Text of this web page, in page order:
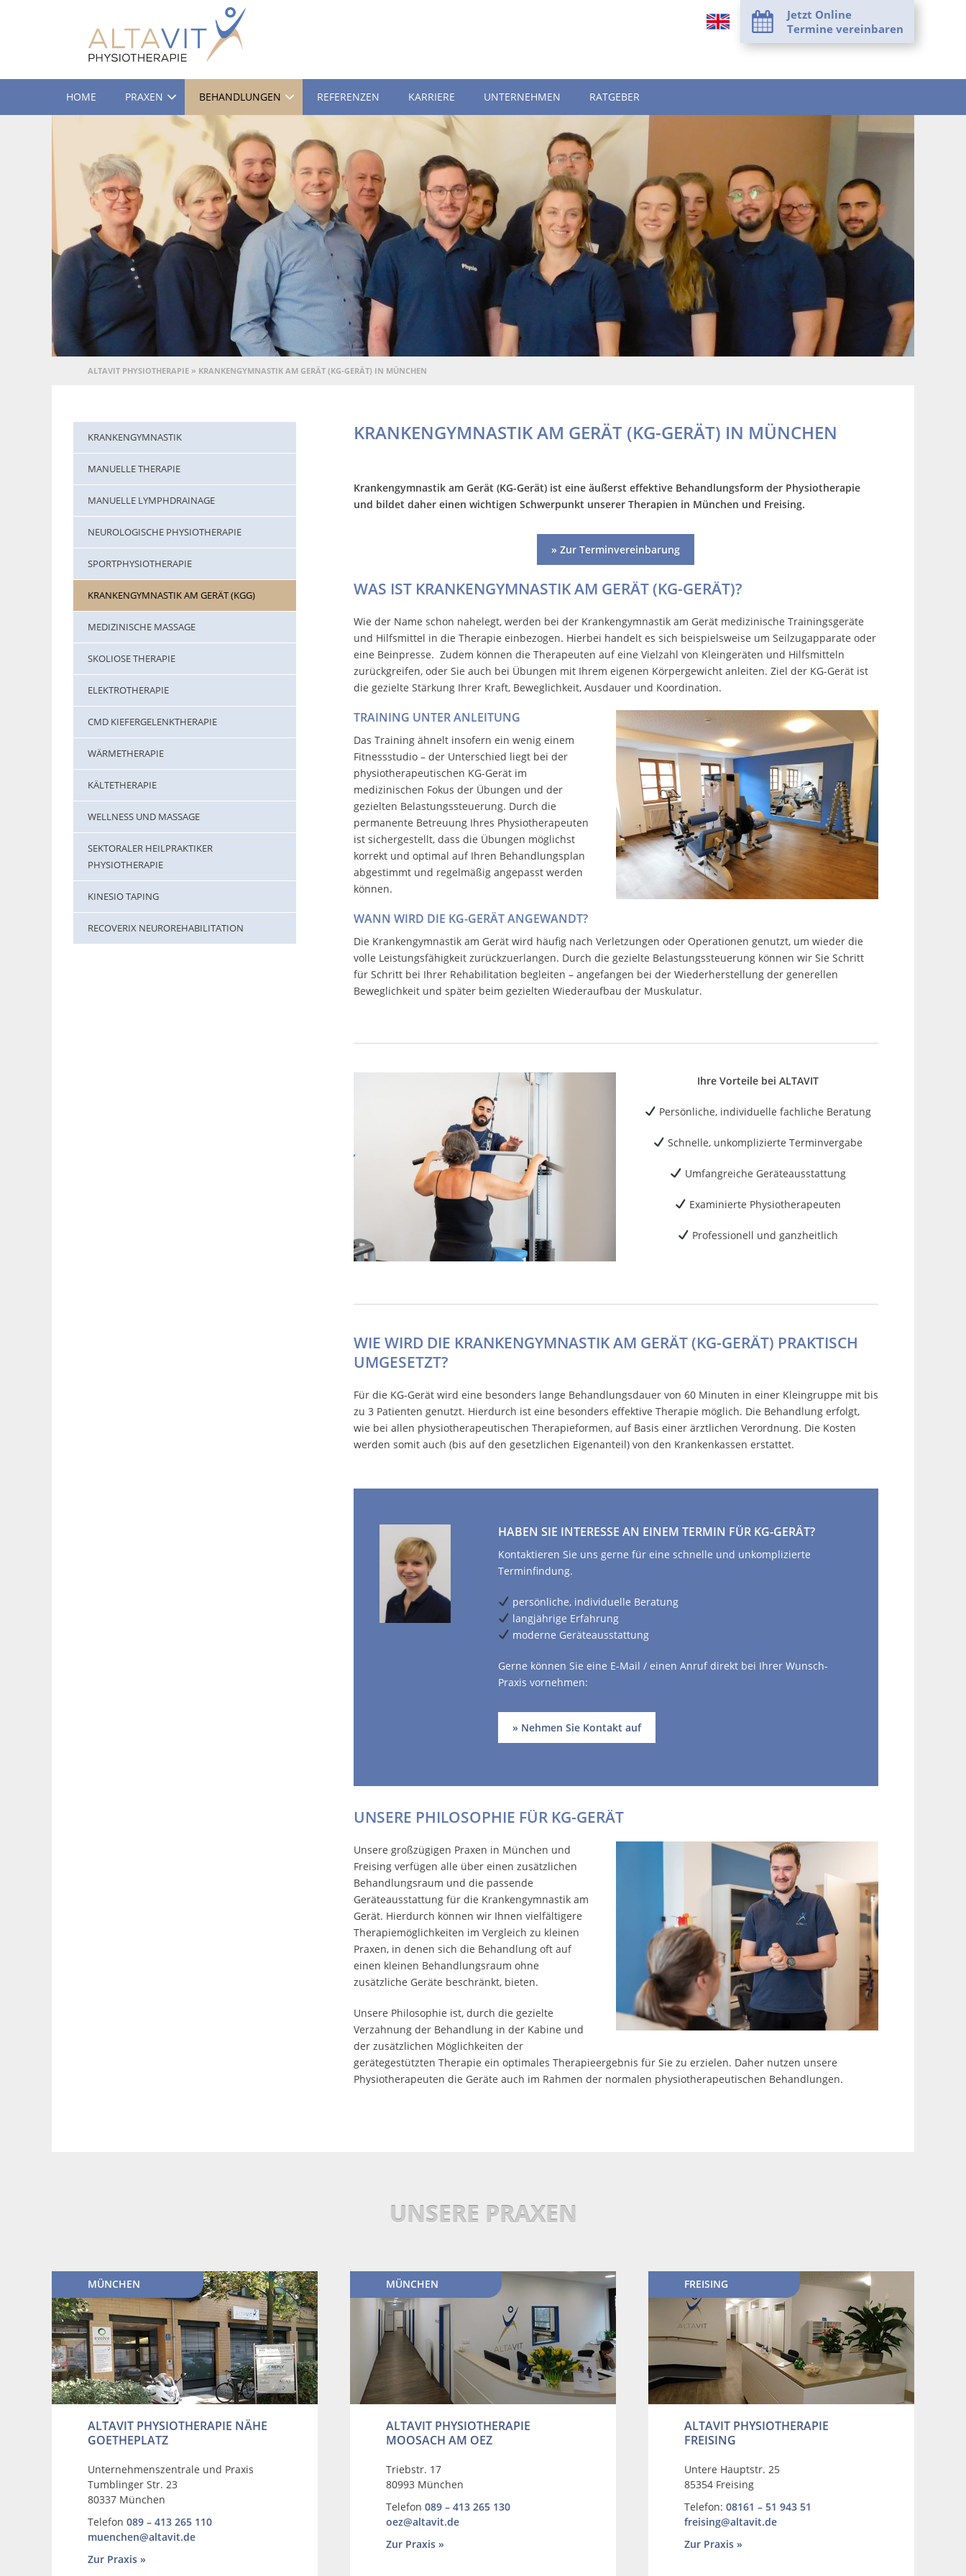
Jetzt Online
Termine vereinbaren
HOME PRAXEN BEHANDLUNGEN REFERENZEN KARRIERE UNTERNEHMEN RATGEBER
ALTAVIT PHYSIOTHERAPIE » KRANKENGYMNASTIK AM GERÄT (KG-GERÄT) IN MÜNCHEN
KRANKENGYMNASTIK
MANUELLE THERAPIE
MANUELLE LYMPHDRAINAGE
NEUROLOGISCHE PHYSIOTHERAPIE
SPORTPHYSIOTHERAPIE
KRANKENGYMNASTIK AM GERÄT (KGG)
MEDIZINISCHE MASSAGE
SKOLIOSE THERAPIE
ELEKTROTHERAPIE
CMD KIEFERGELENKTHERAPIE
WÄRMETHERAPIE
KÄLTETHERAPIE
WELLNESS UND MASSAGE
SEKTORALER HEILPRAKTIKER
PHYSIOTHERAPIE
KINESIO TAPING
RECOVERIX NEUROREHABILITATION
KRANKENGYMNASTIK AM GERÄT (KG-GERÄT) IN MÜNCHEN
Krankengymnastik am Gerät (KG-Gerät) ist eine äußerst effektive Behandlungsform der Physiotherapie
und bildet daher einen wichtigen Schwerpunkt unserer Therapien in München und Freising.
» Zur Terminvereinbarung
WAS IST KRANKENGYMNASTIK AM GERÄT (KG-GERÄT)?
Wie der Name schon nahelegt, werden bei der Krankengymnastik am Gerät medizinische Trainingsgeräte
und Hilfsmittel in die Therapie einbezogen. Hierbei handelt es sich beispielsweise um Seilzugapparate oder
eine Beinpresse. Zudem können die Therapeuten auf eine Vielzahl von Kleingeräten und Hilfsmitteln
zurückgreifen, oder Sie auch bei Übungen mit Ihrem eigenen Körpergewicht anleiten. Ziel der KG-Gerät ist
die gezielte Stärkung Ihrer Kraft, Beweglichkeit, Ausdauer und Koordination.
TRAINING UNTER ANLEITUNG
Das Training ähnelt insofern ein wenig einem
Fitnessstudio – der Unterschied liegt bei der
physiotherapeutischen KG-Gerät im
medizinischen Fokus der Übungen und der
gezielten Belastungssteuerung. Durch die
permanente Betreuung Ihres Physiotherapeuten
ist sichergestellt, dass die Übungen möglichst
korrekt und optimal auf Ihren Behandlungsplan
abgestimmt und regelmäßig angepasst werden
können.
WANN WIRD DIE KG-GERÄT ANGEWANDT?
Die Krankengymnastik am Gerät wird häufig nach Verletzungen oder Operationen genutzt, um wieder die
volle Leistungsfähigkeit zurückzuerlangen. Durch die gezielte Belastungssteuerung können wir Sie Schritt
für Schritt bei Ihrer Rehabilitation begleiten – angefangen bei der Wiederherstellung der generellen
Beweglichkeit und später beim gezielten Wiederaufbau der Muskulatur.
Ihre Vorteile bei ALTAVIT
Persönliche, individuelle fachliche Beratung
Schnelle, unkomplizierte Terminvergabe
Umfangreiche Geräteausstattung
Examinierte Physiotherapeuten
Professionell und ganzheitlich
WIE WIRD DIE KRANKENGYMNASTIK AM GERÄT (KG-GERÄT) PRAKTISCH
UMGESETZT?
Für die KG-Gerät wird eine besonders lange Behandlungsdauer von 60 Minuten in einer Kleingruppe mit bis
zu 3 Patienten genutzt. Hierdurch ist eine besonders effektive Therapie möglich. Die Behandlung erfolgt,
wie bei allen physiotherapeutischen Therapieformen, auf Basis einer ärztlichen Verordnung. Die Kosten
werden somit auch (bis auf den gesetzlichen Eigenanteil) von den Krankenkassen erstattet.
HABEN SIE INTERESSE AN EINEM TERMIN FÜR KG-GERÄT?
Kontaktieren Sie uns gerne für eine schnelle und unkomplizierte
Terminfindung.
persönliche, individuelle Beratung
langjährige Erfahrung
moderne Geräteausstattung
Gerne können Sie eine E-Mail / einen Anruf direkt bei Ihrer Wunsch-
Praxis vornehmen:
» Nehmen Sie Kontakt auf
UNSERE PHILOSOPHIE FÜR KG-GERÄT
Unsere großzügigen Praxen in München und
Freising verfügen alle über einen zusätzlichen
Behandlungsraum und die passende
Geräteausstattung für die Krankengymnastik am
Gerät. Hierdurch können wir Ihnen vielfältigere
Therapiemöglichkeiten im Vergleich zu kleinen
Praxen, in denen sich die Behandlung oft auf
einen kleinen Behandlungsraum ohne
zusätzliche Geräte beschränkt, bieten.
Unsere Philosophie ist, durch die gezielte
Verzahnung der Behandlung in der Kabine und
der zusätzlichen Möglichkeiten der
gerätegestützten Therapie ein optimales Therapieergebnis für Sie zu erzielen. Daher nutzen unsere
Physiotherapeuten die Geräte auch im Rahmen der normalen physiotherapeutischen Behandlungen.
UNSERE PRAXEN
MÜNCHEN
ALTAVIT PHYSIOTHERAPIE NÄHE
GOETHEPLATZ
Unternehmenszentrale und Praxis
Tumblinger Str. 23
80337 München
Telefon 089 – 413 265 110
muenchen@altavit.de
Zur Praxis »
MÜNCHEN
ALTAVIT PHYSIOTHERAPIE
MOOSACH AM OEZ
Triebstr. 17
80993 München
Telefon 089 – 413 265 130
oez@altavit.de
Zur Praxis »
FREISING
ALTAVIT PHYSIOTHERAPIE
FREISING
Untere Hauptstr. 25
85354 Freising
Telefon: 08161 – 51 943 51
freising@altavit.de
Zur Praxis »